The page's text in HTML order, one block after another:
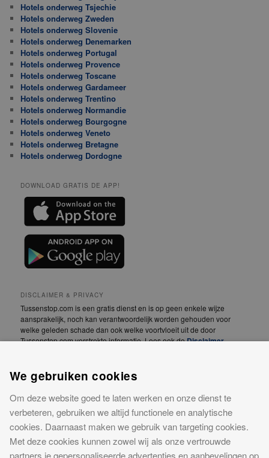
Hotels onderweg Tsjechie
Hotels onderweg Zweden
Hotels onderweg Slovenie
Hotels onderweg Denemarken
Hotels onderweg Portugal
Hotels onderweg Provence
Hotels onderweg Toscane
Hotels onderweg Gardameer
Hotels onderweg Trentino
Hotels onderweg Normandie
Hotels onderweg Bourgogne
Hotels onderweg Veneto
Hotels onderweg Bretagne
Hotels onderweg Dordogne
DOWNLOAD GRATIS DE APP!
DISCLAIMER & PRIVACY
Tussenstop.com is een gratis dienst en is op geen enkele wijze
aansprakelijk, noch kan verantwoordelijk worden gehouden voor
welke geleden schade dan ook welke voortvloeit uit de door
Tussenstop.com verstrekte informatie. Lees ook deDisclaimer.
onzePrivacyverklaring.
CONTACT
Meer informatie over onze website of advertentiemogelijkheden?
Neem contact op
Tussenstop.com is een concept van iPublishing. iPublishing is
We gebruiken cookies
Om deze website goed te laten werken en onze dienst te
verbeteren, gebruiken we altijd functionele en analytische
cookies. Daarnaast maken we gebruik van targeting cookies.
Met deze cookies kunnen zowel wij als onze vertrouwde
partners je gepersonaliseerde advertenties en aanbevelingen op